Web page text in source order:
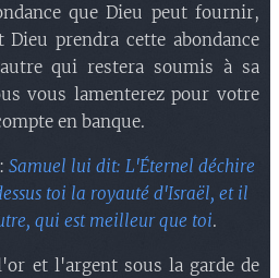
que Dieu peut fournir,
prendra cette abondance
qui restera soumis à sa
vous lamenterez pour votre
en banque.
: Samuel lui dit: L'Éternel déchire
toi la royauté d'Israël, et il
qui est meilleur que toi.
et l'argent sous la garde de